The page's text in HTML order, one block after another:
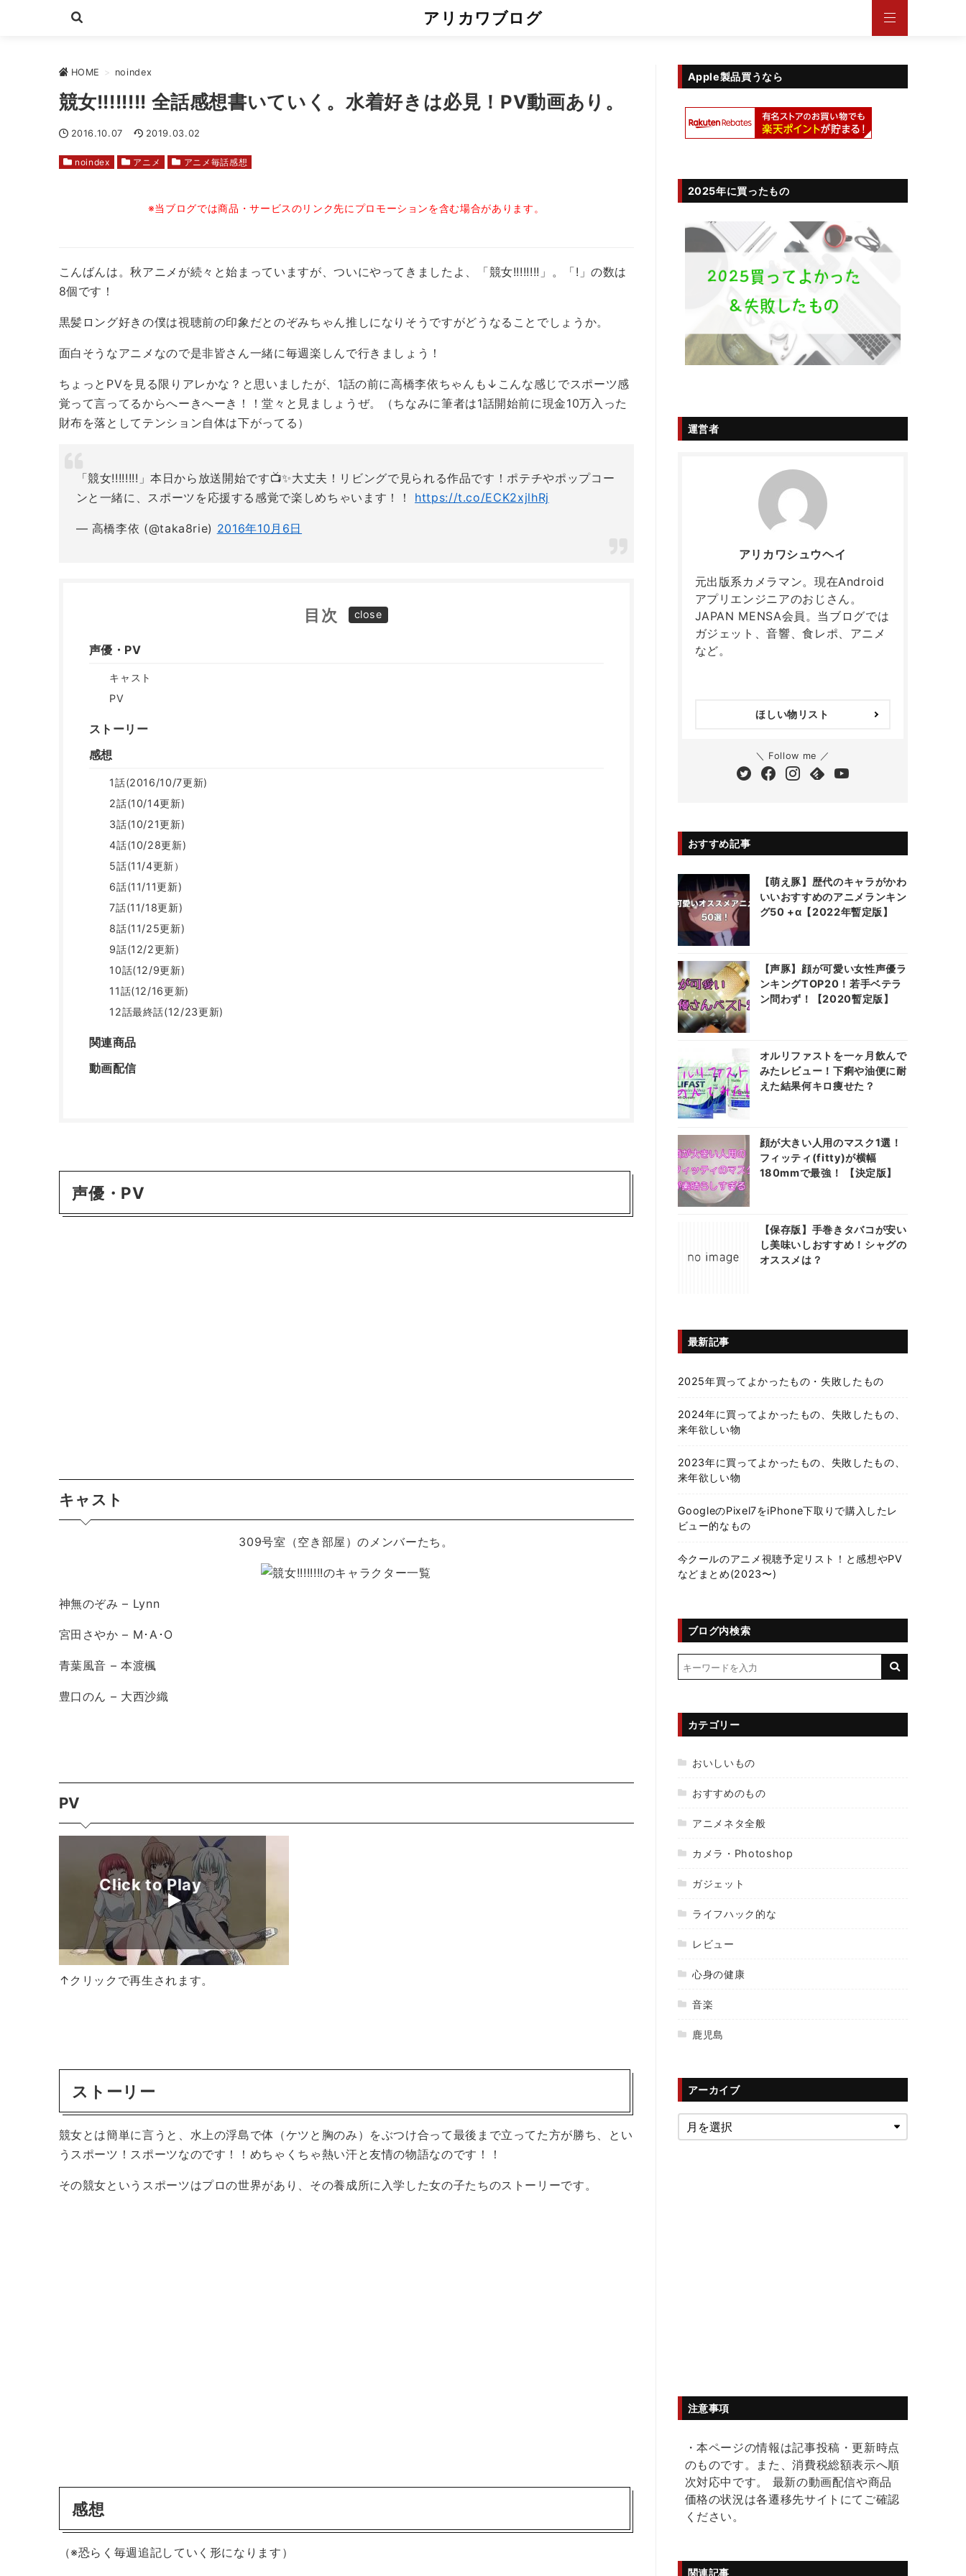
アリカワブログ
HOME > noindex
競女!!!!!!!! 全話感想書いていく。水着好きは必見！PV動画あり。
2016.10.07 2019.03.02
noindex アニメ アニメ毎話感想
※当ブログでは商品・サービスのリンク先にプロモーションを含む場合があります。
こんばんは。秋アニメが続々と始まっていますが、ついにやってきましたよ、「競女!!!!!!!!」。「!」の数は
8個です！
黒髪ロング好きの僕は視聴前の印象だとのぞみちゃん推しになりそうですがどうなることでしょうか。
面白そうなアニメなので是非皆さん一緒に毎週楽しんで行きましょう！
ちょっとPVを見る限りアレかな？と思いましたが、1話の前に高橋李依ちゃんも↓こんな感じでスポーツ感
覚って言ってるからへーきへーき！！堂々と見ましょうぜ。（ちなみに筆者は1話開始前に現金10万入った
財布を落としてテンション自体は下がってる）
「競女!!!!!!!!」本日から放送開始です📺✨大丈夫！リビングで見られる作品です！ポテチやポップコー
ンと一緒に、スポーツを応援する感覚で楽しめちゃいます！！ https://t.co/ECK2xjlhRj
— 高橋李依 (@taka8rie) 2016年10月6日
目次
声優・PV
キャスト
PV
ストーリー
感想
1話(2016/10/7更新)
2話(10/14更新)
3話(10/21更新)
4話(10/28更新)
5話(11/4更新）
6話(11/11更新)
7話(11/18更新)
8話(11/25更新)
9話(12/2更新)
10話(12/9更新)
11話(12/16更新)
12話最終話(12/23更新)
関連商品
動画配信
声優・PV
キャスト
309号室（空き部屋）のメンバーたち。
神無のぞみ – Lynn
宮田さやか – M･A･O
青葉風音 – 本渡楓
豊口のん – 大西沙織
PV
↑クリックで再生されます。
ストーリー
競女とは簡単に言うと、水上の浮島で体（ケツと胸のみ）をぶつけ合って最後まで立ってた方が勝ち、とい
うスポーツ！スポーツなのです！！めちゃくちゃ熱い汗と友情の物語なのです！！
その競女というスポーツはプロの世界があり、その養成所に入学した女の子たちのストーリーです。
感想
（※恐らく毎週追記していく形になります）
Apple製品買うなら
2025年に買ったもの
運営者
アリカワシュウヘイ
元出版系カメラマン。現在Android
アプリエンジニアのおじさん。
JAPAN MENSA会員。当ブログでは
ガジェット、音響、食レポ、アニメ
など。
ほしい物リスト
＼ Follow me ／
おすすめ記事
【萌え豚】歴代のキャラがかわ
いいおすすめのアニメランキン
グ50 +α【2022年暫定版】
【声豚】顔が可愛い女性声優ラ
ンキングTOP20！若手ベテラ
ン問わず！【2020暫定版】
オルリファストを一ヶ月飲んで
みたレビュー！下痢や油便に耐
えた結果何キロ痩せた？
顔が大きい人用のマスク1選！
フィッティ(fitty)が横幅
180mmで最強！ 【決定版】
【保存版】手巻きタバコが安い
し美味いしおすすめ！シャグの
オススメは？
最新記事
2025年買ってよかったもの・失敗したもの
2024年に買ってよかったもの、失敗したもの、
来年欲しい物
2023年に買ってよかったもの、失敗したもの、
来年欲しい物
GoogleのPixel7をiPhone下取りで購入したレ
ビュー的なもの
今クールのアニメ視聴予定リスト！と感想やPV
などまとめ(2023〜)
ブログ内検索
カテゴリー
おいしいもの
おすすめのもの
アニメネタ全般
カメラ・Photoshop
ガジェット
ライフハック的な
レビュー
心身の健康
音楽
鹿児島
アーカイブ
注意事項
・本ページの情報は記事投稿・更新時点
のものです。また、消費税総額表示へ順
次対応中です。 最新の動画配信や商品
価格の状況は各遷移先サイトにてご確認
ください。
関連記事